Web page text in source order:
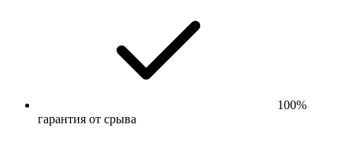
100%
гарантия от срыва